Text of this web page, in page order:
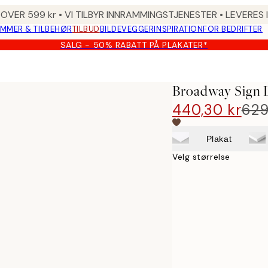
599 kr • VI TILBYR INNRAMMINGSTJENESTER •
& TILBEHØRTILBUDBILDEVEGGERINSPIRATIONFOR BEDRIFTER
SALG - 50% RABATT PÅ PLAKATER*
Broadway Sign
440,30 kr
Plakat
Velg størrelse